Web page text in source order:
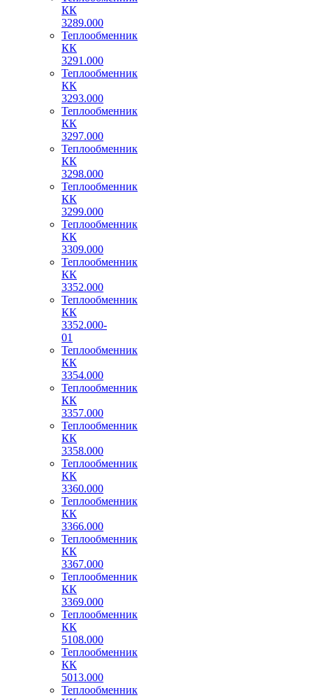
КК
3289.000
Теплообменник
КК
3291.000
Теплообменник
КК
3293.000
Теплообменник
КК
3297.000
Теплообменник
КК
3298.000
Теплообменник
КК
3299.000
Теплообменник
КК
3309.000
Теплообменник
КК
3352.000
Теплообменник
КК
3352.000-
01
Теплообменник
КК
3354.000
Теплообменник
КК
3357.000
Теплообменник
КК
3358.000
Теплообменник
КК
3360.000
Теплообменник
КК
3366.000
Теплообменник
КК
3367.000
Теплообменник
КК
3369.000
Теплообменник
КК
5108.000
Теплообменник
КК
5013.000
Теплообменник